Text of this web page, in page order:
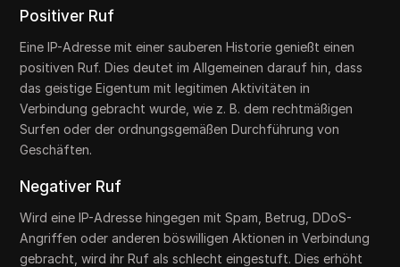
Positiver Ruf
Eine IP-Adresse mit einer sauberen Historie genießt einen
positiven Ruf. Dies deutet im Allgemeinen darauf hin, dass
das geistige Eigentum mit legitimen Aktivitäten in
Verbindung gebracht wurde, wie z. B. dem rechtmäßigen
Surfen oder der ordnungsgemäßen Durchführung von
Geschäften.
Negativer Ruf
Wird eine IP-Adresse hingegen mit Spam, Betrug, DDoS-
Angriffen oder anderen böswilligen Aktionen in Verbindung
gebracht, wird ihr Ruf als schlecht eingestuft. Dies erhöht